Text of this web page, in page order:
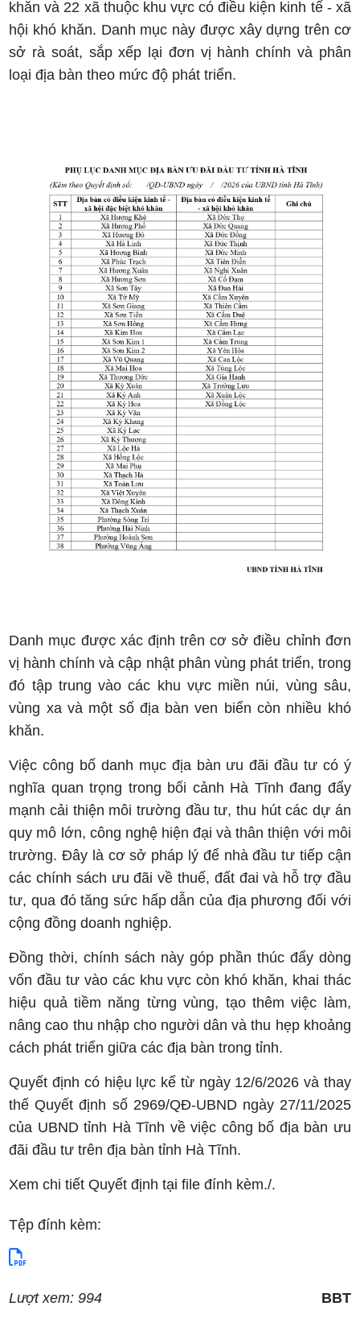
khăn và 22 xã thuộc khu vực có điều kiện kinh tế - xã
hội khó khăn. Danh mục này được xây dựng trên cơ
sở rà soát, sắp xếp lại đơn vị hành chính và phân
loại địa bàn theo mức độ phát triển.
Danh mục được xác định trên cơ sở điều chỉnh đơn
vị hành chính và cập nhật phân vùng phát triển, trong
đó tập trung vào các khu vực miền núi, vùng sâu,
vùng xa và một số địa bàn ven biển còn nhiều khó
khăn.
Việc công bố danh mục địa bàn ưu đãi đầu tư có ý
nghĩa quan trọng trong bối cảnh Hà Tĩnh đang đẩy
mạnh cải thiện môi trường đầu tư, thu hút các dự án
quy mô lớn, công nghệ hiện đại và thân thiện với môi
trường. Đây là cơ sở pháp lý để nhà đầu tư tiếp cận
các chính sách ưu đãi về thuế, đất đai và hỗ trợ đầu
tư, qua đó tăng sức hấp dẫn của địa phương đối với
cộng đồng doanh nghiệp.
Đồng thời, chính sách này góp phần thúc đẩy dòng
vốn đầu tư vào các khu vực còn khó khăn, khai thác
hiệu quả tiềm năng từng vùng, tạo thêm việc làm,
nâng cao thu nhập cho người dân và thu hẹp khoảng
cách phát triển giữa các địa bàn trong tỉnh.
Quyết định có hiệu lực kể từ ngày 12/6/2026 và thay
thế Quyết định số 2969/QĐ-UBND ngày 27/11/2025
của UBND tỉnh Hà Tĩnh về việc công bố địa bàn ưu
đãi đầu tư trên địa bàn tỉnh Hà Tĩnh.
Xem chi tiết Quyết định tại file đính kèm./.
Tệp đính kèm:
Lượt xem: 994 BBT